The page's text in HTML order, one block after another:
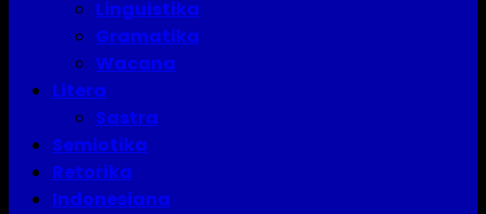
Linguistika
Gramatika
Wacana
Litera
Sastra
Semiotika
Retorika
Indonesiana